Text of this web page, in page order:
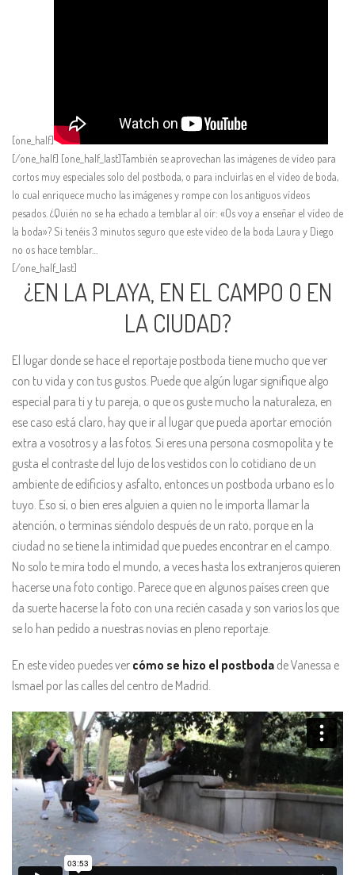
[one_half]
[/one_half] [one_half_last]También se aprovechan las imágenes de vídeo para
cortos muy especiales solo del postboda, o para incluirlas en el vídeo de boda,
lo cual enriquece mucho las imágenes y rompe con los antiguos vídeos
pesados. ¿Quién no se ha echado a temblar al oír: «Os voy a enseñar el vídeo de
la boda»? Si tenéis 3 minutos seguro que este vídeo de la boda Laura y Diego
no os hace temblar…
[/one_half_last]
¿EN LA PLAYA, EN EL CAMPO O EN
LA CIUDAD?
El lugar donde se hace el reportaje postboda tiene mucho que ver
con tu vida y con tus gustos. Puede que algún lugar signifique algo
especial para ti y tu pareja, o que os guste mucho la naturaleza, en
ese caso está claro, hay que ir al lugar que pueda aportar emoción
extra a vosotros y a las fotos. Si eres una persona cosmopolita y te
gusta el contraste del lujo de los vestidos con lo cotidiano de un
ambiente de edificios y asfalto, entonces un postboda urbano es lo
tuyo. Eso sí, o bien eres alguien a quien no le importa llamar la
atención, o terminas siéndolo después de un rato, porque en la
ciudad no se tiene la intimidad que puedes encontrar en el campo.
No solo te mira todo el mundo, a veces hasta los extranjeros quieren
hacerse una foto contigo. Parece que en algunos países creen que
da suerte hacerse la foto con una recién casada y son varios los que
se lo han pedido a nuestras novias en pleno reportaje.
En este vídeo puedes ver cómo se hizo el postboda de Vanessa e
Ismael por las calles del centro de Madrid.